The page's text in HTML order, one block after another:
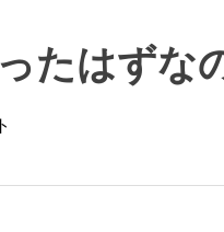
たはずな